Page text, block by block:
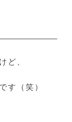
ど、
す（笑）